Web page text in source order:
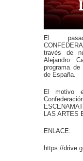
El
través de
Alejandro
programa
de España.
El motivo
LAS ARTES
ENLACE:
https://